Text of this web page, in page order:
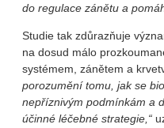
do regulace zánětu a
Studie tak zdůrazňuje
na dosud málo
systémem, zánětem a
porozumění tomu, jak se
nepříznivým podmínkám a
účinné léčebné strategie,“